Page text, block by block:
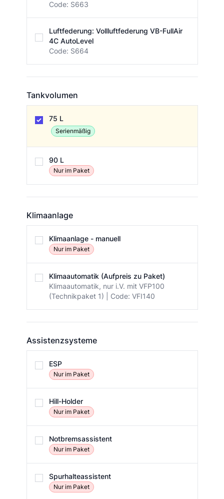
Code: S663
Luftfederung: Vollluftfederung VB-FullAir
4C AutoLevel
Code: S664
Tankvolumen
75 L
Serienmäßig
90 L
Nur im Paket
Klimaanlage
Klimaanlage - manuell
Nur im Paket
Klimaautomatik (Aufpreis zu Paket)
Klimaautomatik, nur i.V. mit VFP100
(Technikpaket 1) | Code: VFI140
Assistenzsysteme
ESP
Nur im Paket
Hill-Holder
Nur im Paket
Notbremsassistent
Nur im Paket
Spurhalteassistent
Nur im Paket